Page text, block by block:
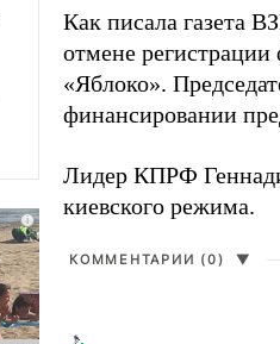
Как писала газета
отмене регистрации
«Яблоко».
финансировании
Лидер КПРФ
киевского режима.
КОММЕНТАРИИ (0) ▼